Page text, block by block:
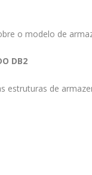
o modelo de
DB2
estruturas de